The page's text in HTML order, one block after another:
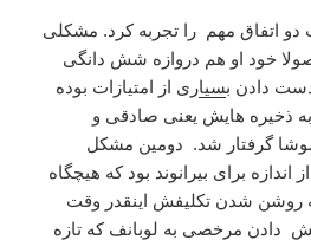
دو اتفاق مهم را تجربه کرد. مشکلی
خود او هم دروازه شش دانگی
دادن بسیاری از امتیازات بوده
ذخیره هایش یعنی صادقی و
سوشا گرفتار شد. دومین مشکل
برای بیرانوند بود که هیچگاه
روشن شدن تکلیفش اینقدر وقت
دادن مرخصی به لوبانف که تازه